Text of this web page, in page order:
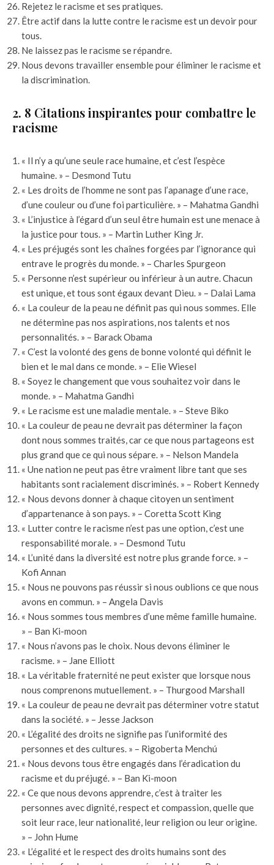
Rejetez le racisme et ses pratiques.
Être actif dans la lutte contre le racisme est un devoir pour
tous.
Ne laissez pas le racisme se répandre.
Nous devons travailler ensemble pour éliminer le racisme et
la discrimination.
2. 8 Citations inspirantes pour combattre le
racisme
« Il n’y a qu’une seule race humaine, et c’est l’espèce
humaine. » – Desmond Tutu
« Les droits de l’homme ne sont pas l’apanage d’une race,
d’une couleur ou d’une foi particulière. » – Mahatma Gandhi
« L’injustice à l’égard d’un seul être humain est une menace à
la justice pour tous. » – Martin Luther King Jr.
« Les préjugés sont les chaînes forgées par l’ignorance qui
entrave le progrès du monde. » – Charles Spurgeon
« Personne n’est supérieur ou inférieur à un autre. Chacun
est unique, et tous sont égaux devant Dieu. » – Dalai Lama
« La couleur de la peau ne définit pas qui nous sommes. Elle
ne détermine pas nos aspirations, nos talents et nos
personnalités. » – Barack Obama
« C’est la volonté des gens de bonne volonté qui définit le
bien et le mal dans ce monde. » – Elie Wiesel
« Soyez le changement que vous souhaitez voir dans le
monde. » – Mahatma Gandhi
« Le racisme est une maladie mentale. » – Steve Biko
« La couleur de peau ne devrait pas déterminer la façon
dont nous sommes traités, car ce que nous partageons est
plus grand que ce qui nous sépare. » – Nelson Mandela
« Une nation ne peut pas être vraiment libre tant que ses
habitants sont racialement discriminés. » – Robert Kennedy
« Nous devons donner à chaque citoyen un sentiment
d’appartenance à son pays. » – Coretta Scott King
« Lutter contre le racisme n’est pas une option, c’est une
responsabilité morale. » – Desmond Tutu
« L’unité dans la diversité est notre plus grande force. » –
Kofi Annan
« Nous ne pouvons pas réussir si nous oublions ce que nous
avons en commun. » – Angela Davis
« Nous sommes tous membres d’une même famille humaine.
» – Ban Ki-moon
« Nous n’avons pas le choix. Nous devons éliminer le
racisme. » – Jane Elliott
« La véritable fraternité ne peut exister que lorsque nous
nous comprenons mutuellement. » – Thurgood Marshall
« La couleur de peau ne devrait pas déterminer votre statut
dans la société. » – Jesse Jackson
« L’égalité des droits ne signifie pas l’uniformité des
personnes et des cultures. » – Rigoberta Menchú
« Nous devons tous être engagés dans l’éradication du
racisme et du préjugé. » – Ban Ki-moon
« Ce que nous devons apprendre, c’est à traiter les
personnes avec dignité, respect et compassion, quelle que
soit leur race, leur nationalité, leur religion ou leur origine.
» – John Hume
« L’égalité et le respect des droits humains sont des